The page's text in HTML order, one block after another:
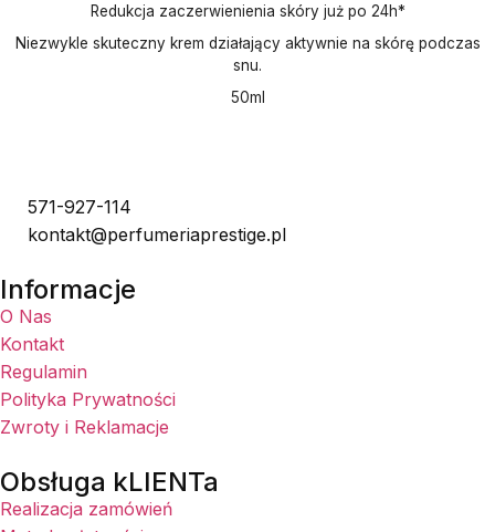
Redukcja zaczerwienienia skóry już po 24h*
Niezwykle skuteczny krem działający aktywnie na skórę podczas
snu.
50ml
571-927-114
kontakt@perfumeriaprestige.pl
Informacje
O Nas
Kontakt
Regulamin
Polityka Prywatności
Zwroty i Reklamacje
Obsługa kLIENTa
Realizacja zamówień